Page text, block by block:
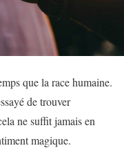
que la race humaine.
de trouver
ne suffit jamais en
magique.